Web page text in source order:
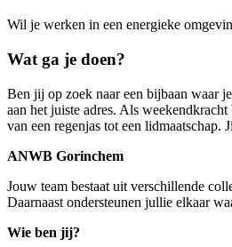
Wil je werken in een energieke
Wat ga je doen?
Ben jij op zoek naar een bijbaan waar
aan het juiste adres. Als
van een regenjas tot een lidmaatschap.
ANWB Gorinchem
Jouw team bestaat uit verschillende
Daarnaast ondersteunen jullie elkaar
Wie ben jij?